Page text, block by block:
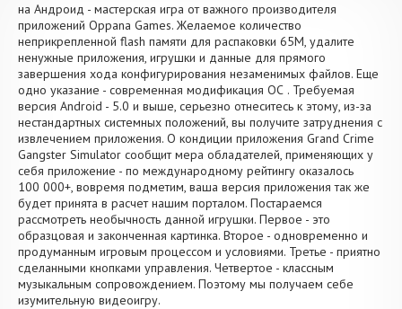
на Андроид - мастерская игра от важного производителя
приложений Oppana Games. Желаемое количество
неприкрепленной flash памяти для распаковки 65M, удалите
ненужные приложения, игрушки и данные для прямого
завершения хода конфигурирования незаменимых файлов. Еще
одно указание - современная модификация ОС . Требуемая
версия Android - 5.0 и выше, серьезно отнеситесь к этому, из-за
нестандартных системных положений, вы получите затруднения с
извлечением приложения. О кондиции приложения Grand Crime
Gangster Simulator сообщит мера обладателей, применяющих у
себя приложение - по международному рейтингу оказалось
100 000+, вовремя подметим, ваша версия приложения так же
будет принята в расчет нашим порталом. Постараемся
рассмотреть необычность данной игрушки. Первое - это
образцовая и законченная картинка. Второе - одновременно и
продуманным игровым процессом и условиями. Третье - приятно
сделанными кнопками управления. Четвертое - классным
музыкальным сопровождением. Поэтому мы получаем себе
изумительную видеоигру.